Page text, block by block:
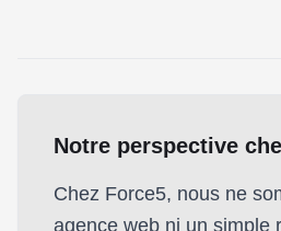
Notre perspective
Chez Force5, nous ne
agence web ni un simple